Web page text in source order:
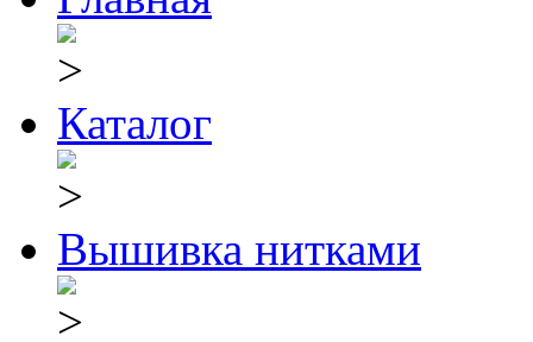
Каталог
Вышивка нитками